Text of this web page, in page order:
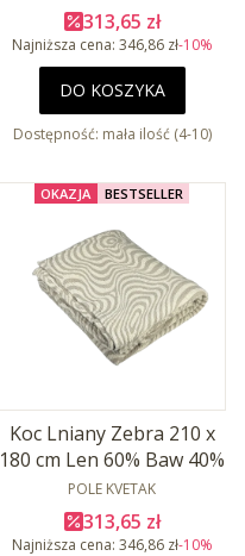
Cena promocyjna
313,65 zł
Najniższa cena: 346,86 zł-10%
DO KOSZYKA
Dostępność: mała ilość (4-10)
OKAZJA BESTSELLER
Koc Lniany Zebra 210 x
180 cm Len 60% Baw 40%
PRODUCENT
POLE KVETAK
Cena promocyjna
313,65 zł
Najniższa cena: 346,86 zł-10%